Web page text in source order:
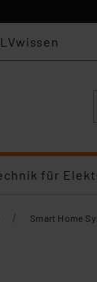
für
/ Smart Home